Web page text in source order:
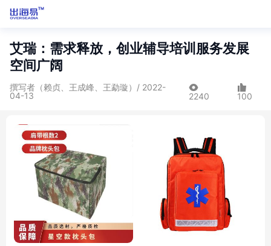
艾瑞：需求释放，创业辅导培训服务发展
空间广阔
撰写者（赖贞、王成峰、王勐璇）/ 2022-
04-13
2240 100